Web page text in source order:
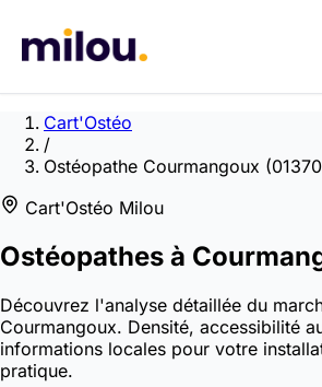
Cart'Ostéo
/
Ostéopathe Courmangoux
Cart'Ostéo Milou
Ostéopathes à
Découvrez l'analyse détaillée du
Courmangoux. Densité, accessibilité
informations locales pour votre
pratique.